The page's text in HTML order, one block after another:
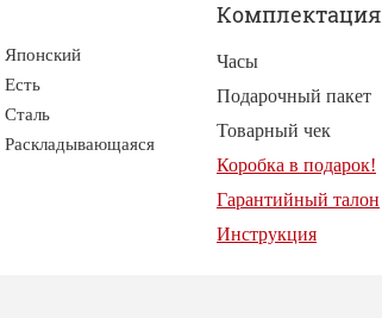
Японский
Есть
Сталь
Раскладывающаяся
Комплектация
Часы
Подарочный пакет
Товарный чек
Коробка в подарок!
Гарантийный талон
Инструкция